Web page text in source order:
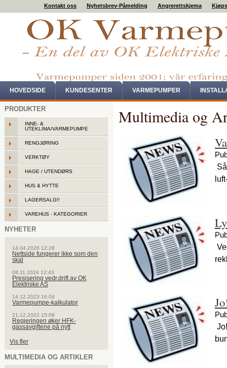
Kontakt oss Nyhetsbrev-Påmelding Angrerettskjema
HOVEDSIDE KUNDESENTER VARMEPUMPER
PRODUKTER
INNE- &
UTEKLIMA/VARMEPUMPE
RENGJØRING
VERKTØY
HAGE / UTENDØRS
HUS & HYTTE
LAGERSALG!!
VAREHUS - KATEGORIER
NYHETER
14.04.2026 12:28
Nettside fungerer ikke som den
skal
08.11.2024 12:43
Presisering vedr.drift av OK
Elektriske AS
14.12.2023 16:04
Varmepumpe-kalkulator
21.12.2022 15:09
Regjeringen øker HFK-
gassavgiftene på nytt
Vis fler
MULTIMEDIA OG ARTIKLER
Multimedia og